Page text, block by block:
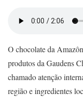
O chocolate da
produtos da Gaudens
chamado atenção
região e ingredientes